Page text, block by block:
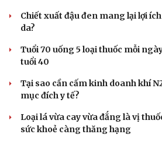
Chiết xuất đậu đen mang lại lợi
da?
Tuổi 70 uống 5 loại thuốc mỗi
tuổi 40
Tại sao cần cấm kinh doanh khí
mục đích y tế?
Loại lá vừa cay vừa đắng là vị
sức khoẻ càng thăng hạng